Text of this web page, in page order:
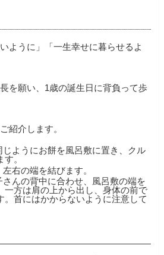
ように」「一生幸せに暮らせるよ
を願い、1歳の誕生日に背負って歩
紹介します。
じようにお餅を風呂敷に置き、クル
。
右の端を結びます。
んの背中に合わせ、風呂敷の端を
一方は肩の上から出し、身体の前で
。首にはかからないように注意して